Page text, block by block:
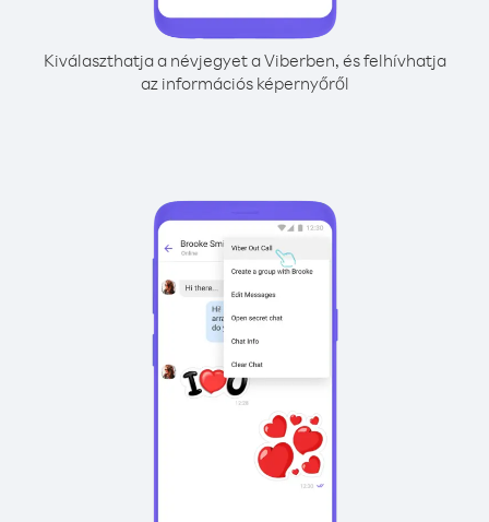
Kiválaszthatja a névjegyet a Viberben, és felhívhatja
az információs képernyőről